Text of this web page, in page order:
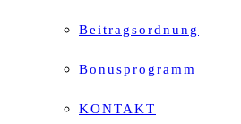
Beitragsordnung
Bonusprogramm
KONTAKT